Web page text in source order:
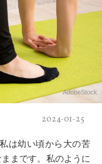
AdobeStock
2024-01-25
は幼い頃から大の苦
まです。私のように